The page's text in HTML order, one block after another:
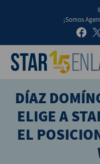
¡Somos
DÍAZ
ELIGE A
EL